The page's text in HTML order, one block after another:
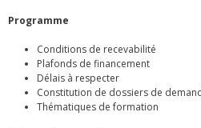
Programme
Conditions de recevabilité
Plafonds de financement
Délais à respecter
Constitution de dossiers de
Thématiques de formation